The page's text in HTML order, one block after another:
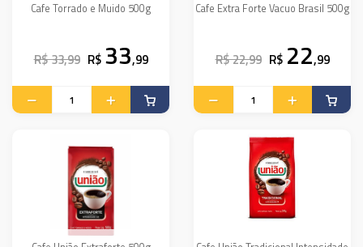
Cafe Torrado e Muido 500g
R$ 33,99 R$ 33,99
Cafe Extra Forte Vacuo Brasil 500g
R$ 22,99 R$ 22,99